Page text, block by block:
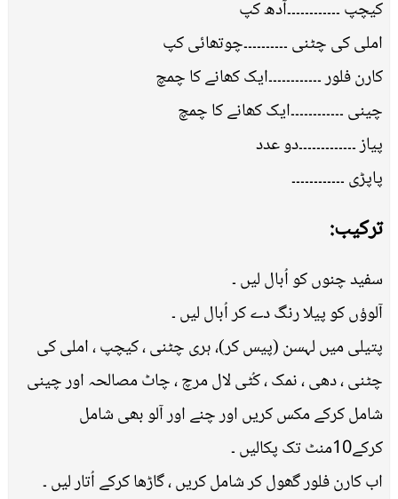
کیچپ ۔۔۔۔۔۔۔۔۔۔۔۔آدھ کپ
املی کی چٹنی ۔۔۔۔۔۔۔۔۔۔چوتھائی کپ
کارن فلور ۔۔۔۔۔۔۔۔۔۔۔۔ایک کھانے کا چمچ
چینی ۔۔۔۔۔۔۔۔۔۔۔۔ایک کھانے کا چمچ
پیاز ۔۔۔۔۔۔۔۔۔۔۔۔۔دو عدد
پاپڑی ۔۔۔۔۔۔۔۔۔۔۔۔
ترکیب:
سفید چنوں کو اُبال لیں ۔
آلوؤں کو پیلا رنگ دے کر اُبال لیں ۔
پتیلی میں لہسن (پیس کر)، ہری چٹنی ، کیچپ ، املی کی
چٹنی ، دھی ، نمک ، کُٹی لال مرچ ، چاٹ مصالحہ اور چینی
شامل کرکے مکس کریں اور چنے اور آلو بھی شامل
کرکے10منٹ تک پکالیں ۔
اب کارن فلور گھول کر شامل کریں ، گاڑھا کرکے اُتار لیں ۔